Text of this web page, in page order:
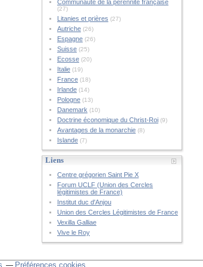
Communauté de la pérennité française
(27)
Litanies et prières (27)
Autriche(26)
Espagne(26)
Suisse(25)
Ecosse(20)
Italie(19)
France(18)
Irlande(14)
Pologne(13)
Danemark (10)
Doctrine économique du Christ-Roi(9)
Avantages de la monarchie(8)
Islande(7)
Liens
Centre grégorien Saint Pie X
Forum UCLF (Union des Cercles
légitimistes de France)
Institut duc d'Anjou
Union des Cercles Légitimistes de France
Vexilla Galliae
Vive le Roy
Préférences cookies